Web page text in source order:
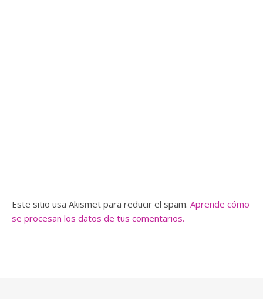
Este sitio usa Akismet para reducir el spam. Aprende cómo
se procesan los datos de tus comentarios.